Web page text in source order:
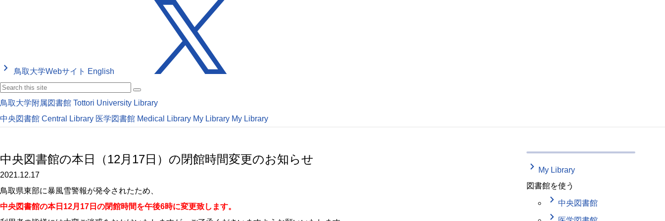
keyboard_arrow_right 鳥取大学Webサイト English
鳥取大学附属図書館 Tottori University Library
中央図書館 Central Library 医学図書館 Medical Library My Library My Library
中央図書館の本日（12月17日）の閉館時間変更のお知らせ
2021.12.17
鳥取県東部に暴風雪警報が発令されたため、
中央図書館の本日12月17日の閉館時間を午後6時に変更致します。
keyboard_arrow_right My Library
図書館を使う
keyboard_arrow_right 中央図書館
keyboard_arrow_right